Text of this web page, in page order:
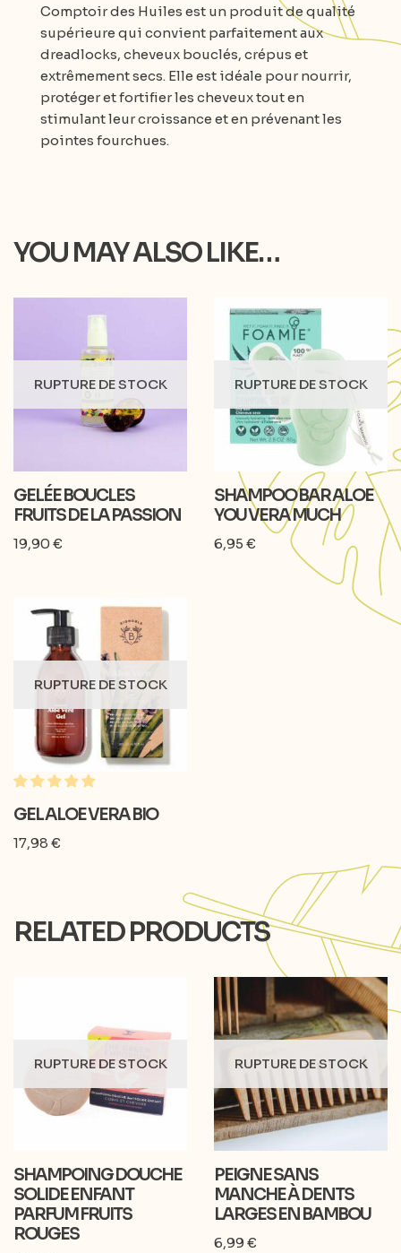
Comptoir des Huiles est un produit de qualité
supérieure qui convient parfaitement aux
dreadlocks, cheveux bouclés, crépus et
extrêmement secs. Elle est idéale pour nourrir,
protéger et fortifier les cheveux tout en
stimulant leur croissance et en prévenant les
pointes fourchues.
YOU MAY ALSO LIKE…
RUPTURE DE STOCK
GELÉE BOUCLES
FRUITS DE LA PASSION
19,90€
RUPTURE DE STOCK
SHAMPOO BAR ALOE
YOU VERA MUCH
6,95 €
RUPTURE DE STOCK
GEL ALOE VERA BIO
17,98 €
RELATED PRODUCTS
RUPTURE DE STOCK
SHAMPOING DOUCHE
SOLIDE ENFANT
PARFUM FRUITS
ROUGES
RUPTURE DE STOCK
PEIGNE SANS
MANCHE À DENTS
LARGES EN BAMBOU
6,99€